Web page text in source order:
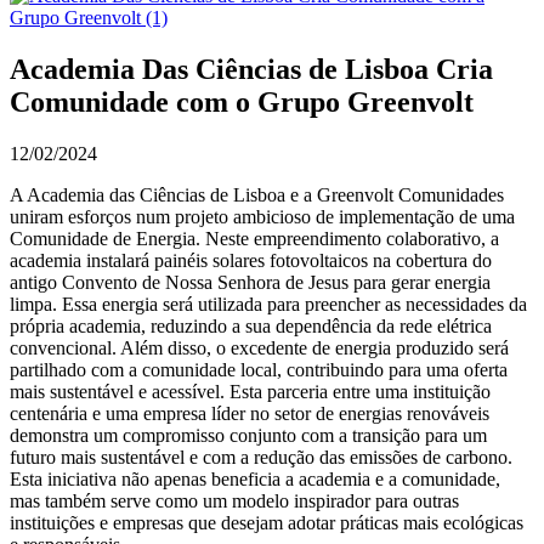
Academia Das Ciências de Lisboa Cria
Comunidade com o Grupo Greenvolt
12/02/2024
A Academia das Ciências de Lisboa e a Greenvolt Comunidades
uniram esforços num projeto ambicioso de implementação de uma
Comunidade de Energia. Neste empreendimento colaborativo, a
academia instalará painéis solares fotovoltaicos na cobertura do
antigo Convento de Nossa Senhora de Jesus para gerar energia
limpa. Essa energia será utilizada para preencher as necessidades da
própria academia, reduzindo a sua dependência da rede elétrica
convencional. Além disso, o excedente de energia produzido será
partilhado com a comunidade local, contribuindo para uma oferta
mais sustentável e acessível. Esta parceria entre uma instituição
centenária e uma empresa líder no setor de energias renováveis
demonstra um compromisso conjunto com a transição para um
futuro mais sustentável e com a redução das emissões de carbono.
Esta iniciativa não apenas beneficia a academia e a comunidade,
mas também serve como um modelo inspirador para outras
instituições e empresas que desejam adotar práticas mais ecológicas